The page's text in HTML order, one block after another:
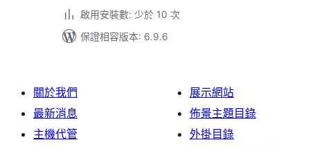
啟用安裝數: 少於 10 次
保證相容版本: 6.9.6
關於我們
最新消息
主機代管
展示網站
佈景主題目錄
外掛目錄